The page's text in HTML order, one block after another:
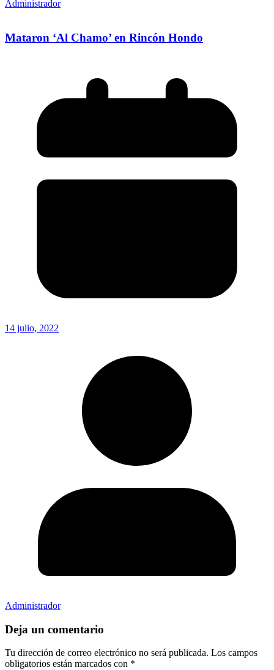
Administrador
Mataron ‘Al Chamo’ en Rincón Hondo
14 julio, 2022
Administrador
Deja un comentario
Tu dirección de correo electrónico no será publicada. Los campos
obligatorios están marcados con *